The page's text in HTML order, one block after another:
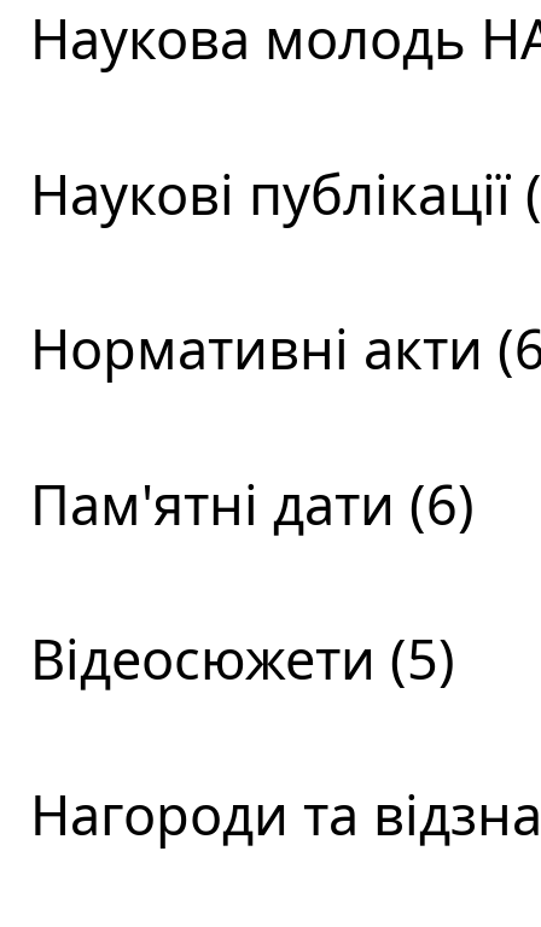
Наукова молодь
Наукові публікації
Нормативні акти
Пам'ятні дати (6)
Відеосюжети (5)
Нагороди та